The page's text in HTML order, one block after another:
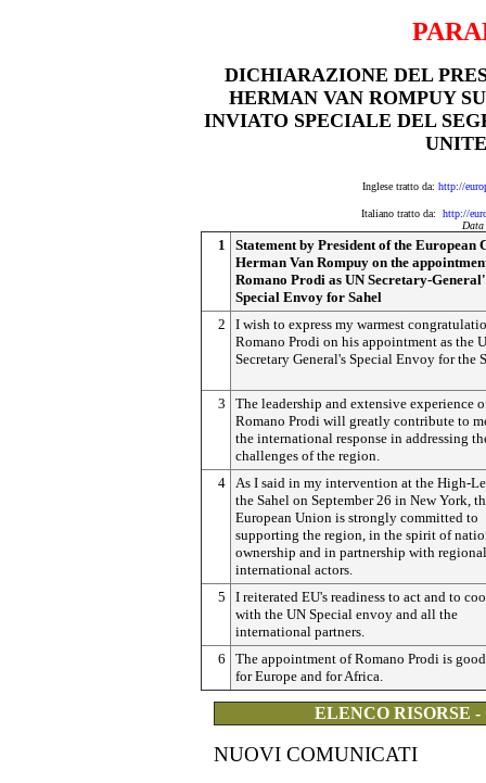
DICHIARAZIONE DEL
HERMAN VAN ROMPUY
INVIATO SPECIALE DEL
Inglese tratto da: http://
Italiano tratto da: http://
Data
1
Statement by President of the European
Herman Van Rompuy on the
Romano Prodi as UN Secretary-
Special Envoy for Sahel
2
I wish to express my warmest
Romano Prodi on his appointment as the
Secretary General's Special Envoy for the
3
The leadership and extensive experience
Romano Prodi will greatly contribute to
the international response in addressing
challenges of the region.
4 As I said in my intervention at the High-
the Sahel on September 26 in New York,
European Union is strongly committed to
supporting the region, in the spirit of
ownership and in partnership with
international actors.
5
I reiterated EU's readiness to act and to
with the UN Special envoy and all the
international partners.
6
The appointment of Romano Prodi is
for Europe and for Africa.
ELENCO RISORSE
NUOVI COMUNICATI